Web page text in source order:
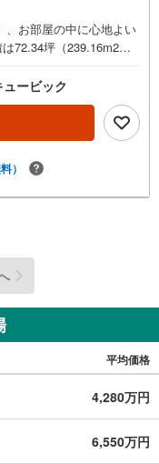
、お部屋の中に心地よい
72.34坪（239.16m2）
れのマイカー用として
心強い広さです。お庭
れており、お天気の良
様の遊び場など、多用
、2階に48.02m2を配し
レが2箇所に設置されて
濯機置場など 、日々の
りと整っています。お
では徒歩8分（約600
約800m） と安心の距
となっています。
ービック
）
平均価格
4,280万円
6,550万円